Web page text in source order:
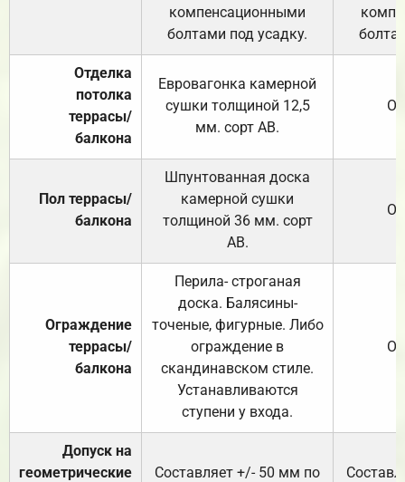
компенсационными
болтами под усадку.
Отделка
потолка
террасы/
балкона
Евровагонка камерной
сушки толщиной 12,5
мм. сорт АВ.
Пол террасы/
балкона
Шпунтованная доска
камерной сушки
толщиной 36 мм. сорт
АВ.
Ограждение
террасы/
балкона
Перила- строганая
доска. Балясины-
точеные, фигурные. Либо
ограждение в
скандинавском стиле.
Устанавливаются
ступени у входа.
Допуск на
геометрические
Составляет +/- 50 мм по